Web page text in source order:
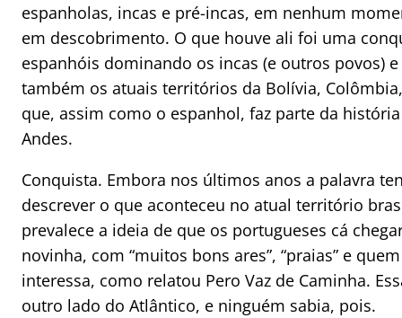
:
espanholas, incas e pré-incas, em nenhum
em descobrimento. O que houve ali foi uma
espanhóis dominando os incas (e outros povos)
também os atuais territórios da Bolívia,
que, assim como o espanhol, faz parte da
Andes.
Conquista. Embora nos últimos anos a palavra
descrever o que aconteceu no atual território
prevalece a ideia de que os portugueses cá
novinha, com “muitos bons ares”, “praias” e
interessa, como relatou Pero Vaz de Caminha.
outro lado do Atlântico, e ninguém sabia, pois.